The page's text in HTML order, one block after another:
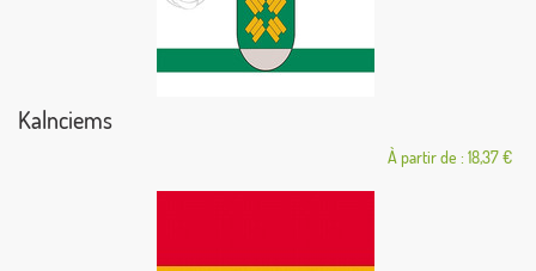
Kalnciems
À partir de : 18,37 €